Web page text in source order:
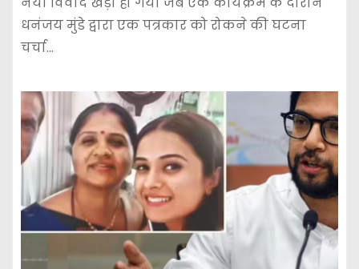
धनंजय मुंडे द्वारा एक पत्रकार को रोकने की घटना
चर्चा…